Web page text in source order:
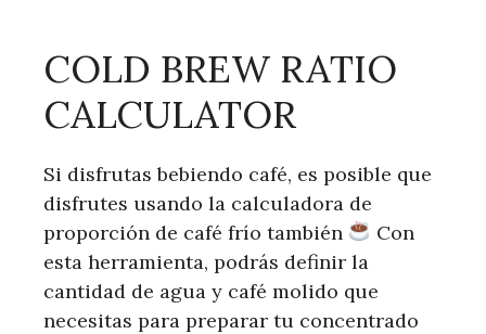
COLD BREW RATIO
CALCULATOR
Si disfrutas bebiendo café, es posible que
disfrutes usando la calculadora de
proporción de café frío también
Con
esta herramienta, podrás definir la
cantidad de agua y café molido que
necesitas para preparar tu concentrado